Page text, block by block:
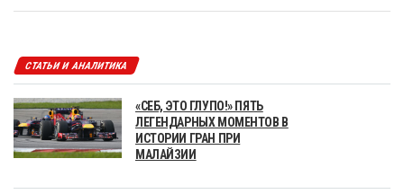
СТАТЬИ И АНАЛИТИКА
«СЕБ, ЭТО ГЛУПО!» ПЯТЬ
ЛЕГЕНДАРНЫХ МОМЕНТОВ В
ИСТОРИИ ГРАН ПРИ
МАЛАЙЗИИ